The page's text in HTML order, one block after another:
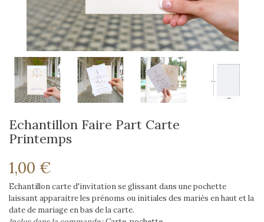
Echantillon Faire Part Carte
Printemps
1,00 €
Echantillon carte d'invitation se glissant dans une pochette
laissant apparaitre les prénoms ou initiales des mariés en haut et la
date de mariage en bas de la carte.